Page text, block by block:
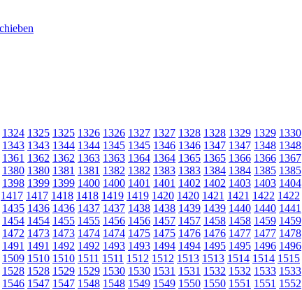
1324 1325 1325 1326 1326 1327 1327 1328 1328 1329 1329 1330
1343 1343 1344 1344 1345 1345 1346 1346 1347 1347 1348 1348
1361 1362 1362 1363 1363 1364 1364 1365 1365 1366 1366 1367
1380 1380 1381 1381 1382 1382 1383 1383 1384 1384 1385 1385
1398 1399 1399 1400 1400 1401 1401 1402 1402 1403 1403 1404
1417 1417 1418 1418 1419 1419 1420 1420 1421 1421 1422 1422
1435 1436 1436 1437 1437 1438 1438 1439 1439 1440 1440 1441
1454 1454 1455 1455 1456 1456 1457 1457 1458 1458 1459 1459
1472 1473 1473 1474 1474 1475 1475 1476 1476 1477 1477 1478
1491 1491 1492 1492 1493 1493 1494 1494 1495 1495 1496 1496
1509 1510 1510 1511 1511 1512 1512 1513 1513 1514 1514 1515
1528 1528 1529 1529 1530 1530 1531 1531 1532 1532 1533 1533
1546 1547 1547 1548 1548 1549 1549 1550 1550 1551 1551 1552